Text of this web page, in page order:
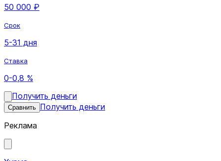
50 000 ₽
Срок
5-31 дня
Ставка
0-0,8 %
Получить деньги
Сравнить Получить деньги
Реклама